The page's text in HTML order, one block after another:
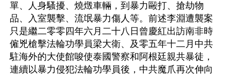
單、人身騷擾、燒燬車輛，到暴力毆打、搶劫物
品、入室襲擊、流氓暴力傷人等。前述李淵遭襲案
只是繼二零零四年六月二十八日曾慶紅出訪南非時
僱兇槍擊法輪功學員梁大衛、及零五年十二月中共
駐海外的大使館唆使泰國警察和阿根廷親共暴徒，
連續以暴力侵犯法輪功學員後，中共魔爪再次伸向